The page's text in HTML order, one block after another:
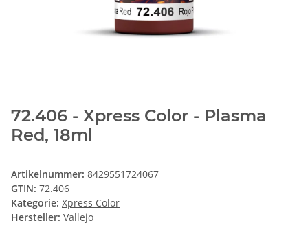
72.406 - Xpress Color - Plasma
Red, 18ml
Artikelnummer: 8429551724067
GTIN: 72.406
Kategorie: Xpress Color
Hersteller: Vallejo